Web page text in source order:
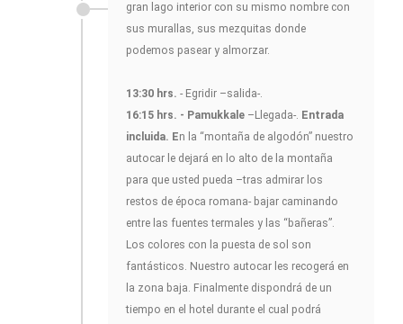
gran lago interior con su mismo nombre con
sus murallas, sus mezquitas donde
podemos pasear y almorzar.
13:30 hrs. - Egridir –salida-.
16:15 hrs. - Pamukkale –Llegada-. Entrada
incluida. En la “montaña de algodón” nuestro
autocar le dejará en lo alto de la montaña
para que usted pueda –tras admirar los
restos de época romana- bajar caminando
entre las fuentes termales y las “bañeras”.
Los colores con la puesta de sol son
fantásticos. Nuestro autocar les recogerá en
la zona baja. Finalmente dispondrá de un
tiempo en el hotel durante el cual podrá